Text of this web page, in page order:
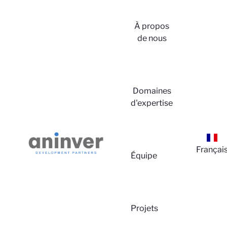
À propos
de nous
Domaines
d'expertise
Équipe
Projets
À